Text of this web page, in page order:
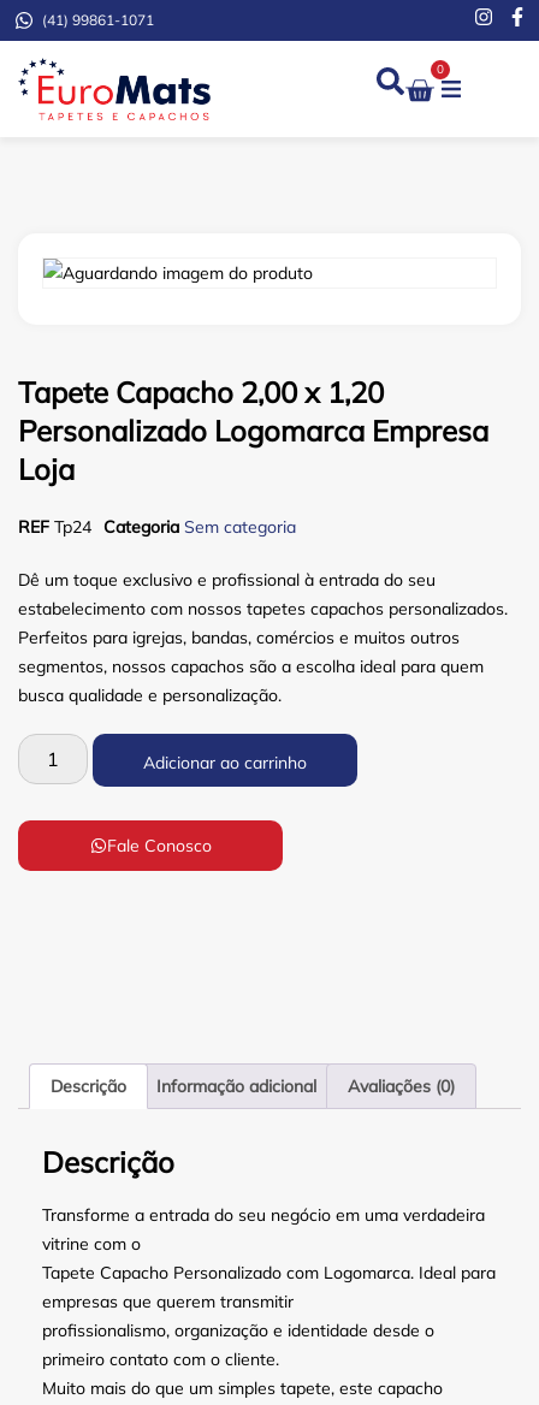
(41) 99861-1071
0
Tapete Capacho 2,00 x 1,20
Personalizado Logomarca Empresa
Loja
REF Tp24 Categoria Sem categoria
Dê um toque exclusivo e profissional à entrada do seu
estabelecimento com nossos tapetes capachos personalizados.
Perfeitos para igrejas, bandas, comércios e muitos outros
segmentos, nossos capachos são a escolha ideal para quem
busca qualidade e personalização.
Adicionar ao carrinho
Fale Conosco
Descrição Informação adicional Avaliações (0)
Descrição
Transforme a entrada do seu negócio em uma verdadeira
vitrine com o
Tapete Capacho Personalizado com Logomarca. Ideal para
empresas que querem transmitir
profissionalismo, organização e identidade desde o
primeiro contato com o cliente.
Muito mais do que um simples tapete, este capacho